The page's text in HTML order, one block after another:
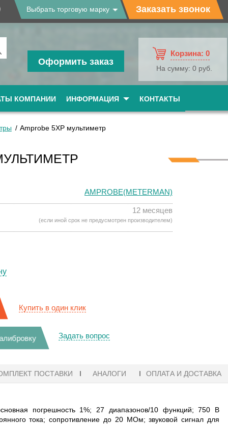
Выбрать торговую марку Заказать звонок
Оформить заказ
Корзина: 0
На сумму: 0 руб.
КОМПАНИИ ИНФОРМАЦИЯ КОНТАКТЫ
Amprobe 5XP мультиметр
AMPROBE(METERMAN)
12 месяцев
(если иной срок не предусмотрен производителем)
Купить в один клик
Задать вопрос
ПОСТАВКИ АНАЛОГИ ОПЛАТА И ДОСТАВКА
погрешность 1%; 27 диапазонов/10 функций; 750 В
тока; сопротивление до 20 MОм; звуковой сигнал для